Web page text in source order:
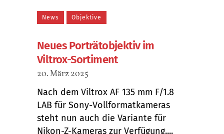
News Objektive
Neues Porträtobjektiv im
Viltrox-Sortiment
20. März 2025
Nach dem Viltrox AF 135 mm F/1.8
LAB für Sony-Vollformatkameras
steht nun auch die Variante für
Nikon-Z-Kameras zur Verfügung....